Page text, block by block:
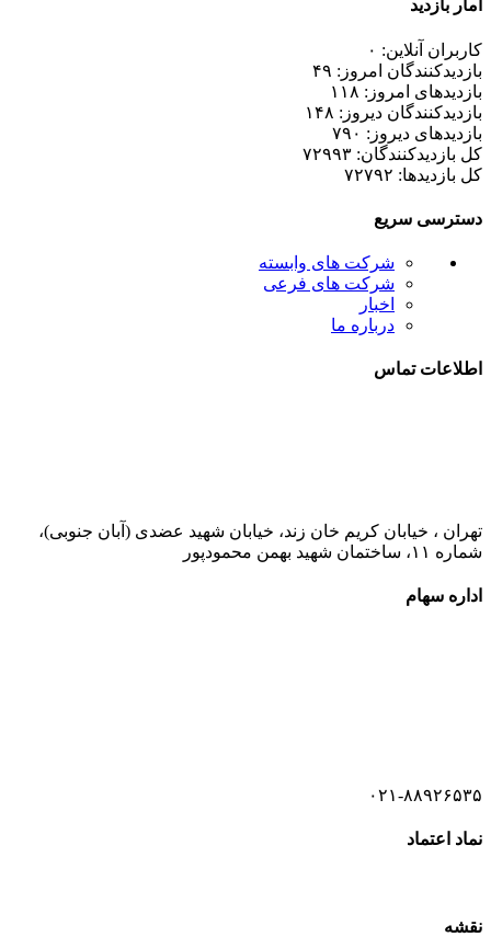
آمار بازدید
کاربران آنلاین: ۰
بازدیدکنندگان امروز: ۴۹
بازدیدهای امروز: ۱۱۸
بازدیدکنندگان دیروز: ۱۴۸
بازدیدهای دیروز: ۷۹۰
کل بازدیدکنند‌گان: ۷۲۹۹۳
کل بازدیدها: ۷۲۷۹۲
دسترسی سریع
شرکت های وابسته
شرکت های فرعی
اخبار
درباره ما
اطلاعات تماس
تهران ، خیابان کریم خان زند، خیابان شهید عضدی (آبان جنوبی)،
شماره ۱۱، ساختمان شهید بهمن محمودپور
اداره سهام
۰۲۱-۸۸۹۲۶۵۳۵
نماد اعتماد
نقشه